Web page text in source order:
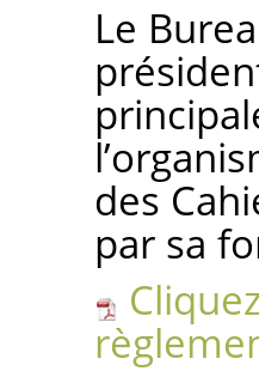
Le
des
par sa